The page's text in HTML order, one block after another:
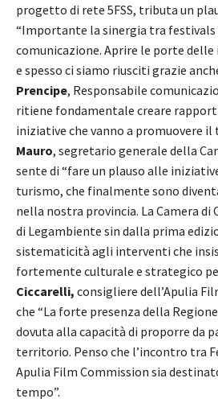
progetto di rete 5FSS, tributa un
“Importante la sinergia tra festivals
comunicazione. Aprire le porte
e spesso ci siamo riusciti grazie
Prencipe, Responsabile
ritiene fondamentale creare
iniziative che vanno a promuovere
Mauro, segretario generale della
sente di “fare un plauso alle
turismo, che finalmente sono
nella nostra provincia. La Camera di
di Legambiente sin dalla prima
sistematicità agli interventi che
fortemente culturale e strategico
Ciccarelli, consigliere dell’Apulia
che “La forte presenza della
dovuta alla capacità di proporre da
territorio. Penso che l’incontro tra
Apulia Film Commission sia
tempo”.